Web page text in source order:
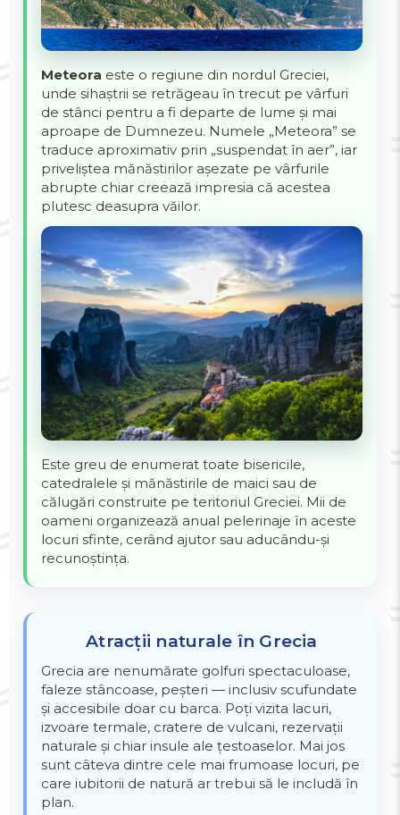
Meteora este o regiune din nordul Greciei,
unde sihaștrii se retrăgeau în trecut pe vârfuri
de stânci pentru a fi departe de lume și mai
aproape de Dumnezeu. Numele „Meteora” se
traduce aproximativ prin „suspendat în aer”, iar
priveliștea mănăstirilor așezate pe vârfurile
abrupte chiar creează impresia că acestea
plutesc deasupra văilor.
Este greu de enumerat toate bisericile,
catedralele și mănăstirile de maici sau de
călugări construite pe teritoriul Greciei. Mii de
oameni organizează anual pelerinaje în aceste
locuri sfinte, cerând ajutor sau aducându-și
recunoștința.
Atracții naturale în Grecia
Grecia are nenumărate golfuri spectaculoase,
faleze stâncoase, peșteri — inclusiv scufundate
și accesibile doar cu barca. Poți vizita lacuri,
izvoare termale, cratere de vulcani, rezervații
naturale și chiar insule ale țestoaselor. Mai jos
sunt câteva dintre cele mai frumoase locuri, pe
care iubitorii de natură ar trebui să le includă în
plan.